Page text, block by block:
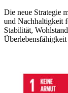
Die neue Strategie
und Nachhaltigkeit
Stabilität,